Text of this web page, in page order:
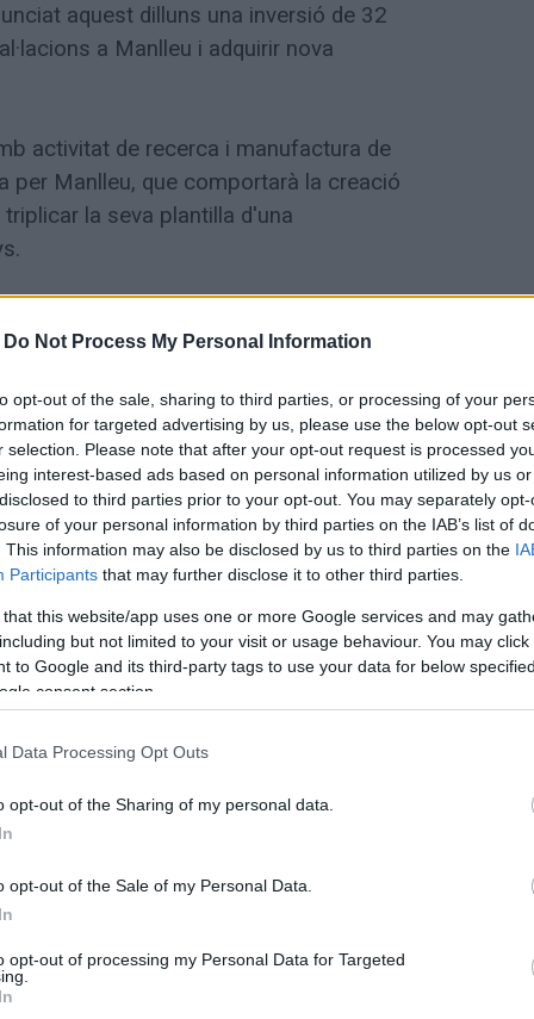
Do Not Process My Personal Information
opt-out of the sale, sharing to third parties, or processing of your
for targeted advertising by us, please use the below opt-out
selection. Please note that after your opt-out request is processed
interest-based ads based on personal information utilized by us
to third parties prior to your opt-out. You may separately
of your personal information by third parties on the IAB’s list of
This information may also be disclosed by us to third parties on the
Participants that may further disclose it to other third parties.
that this website/app uses one or more Google services and may
but not limited to your visit or usage behaviour. You may
to Google and its third-party tags to use your data for below
consent section.
Data Processing Opt Outs
opt-out of the Sharing of my personal data.
opt-out of the Sale of my Personal Data.
opt-out of processing my Personal Data for Targeted
aquest dilluns una inversió de 32
a Manlleu i adquirir nova
activitat de recerca i manufactura de
Manlleu, que comportarà la creació
la seva plantilla d'una
en valor que el projecte d'inversió
nova maquinària era "cabdal per a
"per 20 la capacitat de
ha defensat que es tracta d'un
de llocs de treball de qualitat". En
químics, i personal de formació
producció especialitzada de productes
o productes liofilitzats.